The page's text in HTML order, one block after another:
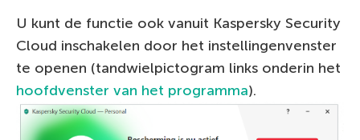
U kunt de functie ook vanuit Kaspersky Security
Cloud inschakelen door het instellingenvenster
te openen (tandwielpictogram links onderin het
hoofdvenster van het programma).